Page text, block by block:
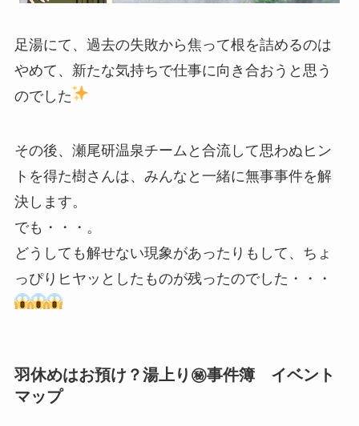
足湯にて、過去の失敗から焦って根を詰めるのは
やめて、新たな気持ちで仕事に向き合おうと思う
のでした
その後、瀬尾研温泉チームと合流して思わぬヒン
トを得た樹さんは、みんなと一緒に無事事件を解
決します。
でも・・・。
どうしても解せない現象があったりもして、ちょ
っぴりヒヤッとしたものが残ったのでした・・・
羽休めはお預け？湯上り㊙事件簿 イベント
マップ